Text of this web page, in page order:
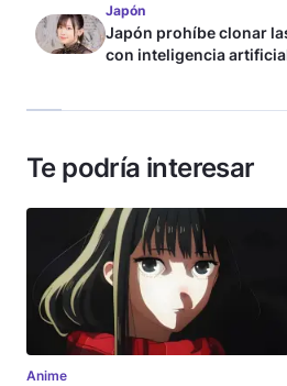
Japón
Japón prohíbe clonar
con inteligencia
Te podría interesar
Anime